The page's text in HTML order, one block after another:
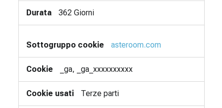
362 Giorni
asteroom.com
_ga, _ga_xxxxxxxxxx
Terze parti